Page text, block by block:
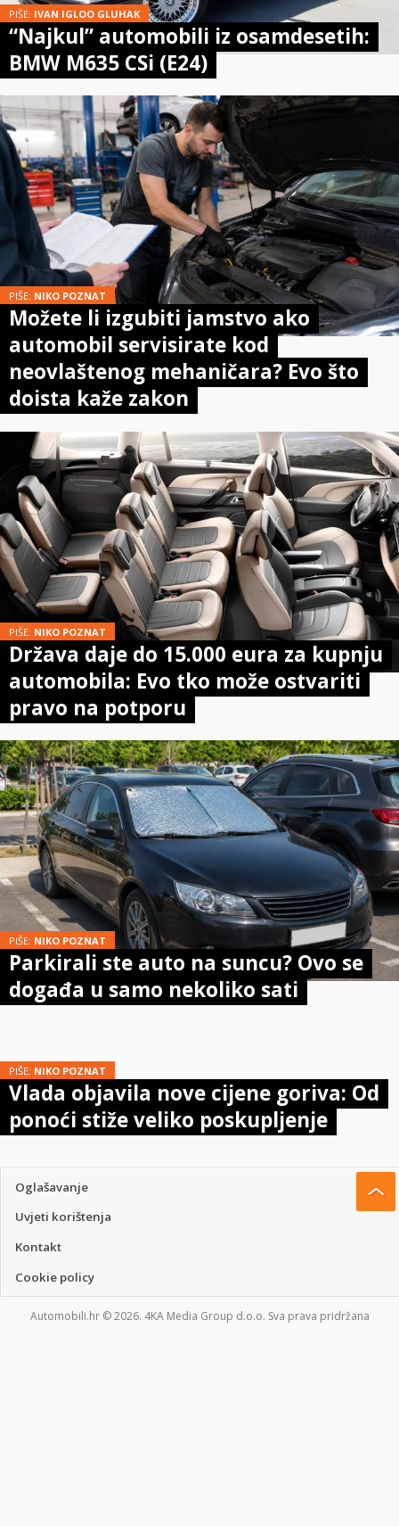
PIŠE: IVAN IGLOO GLUHAK
“Najkul” automobili iz osamdesetih:
BMW M635 CSi (E24)
PIŠE: NIKO POZNAT
Možete li izgubiti jamstvo ako
automobil servisirate kod
neovlaštenog mehaničara? Evo što
doista kaže zakon
PIŠE: NIKO POZNAT
Država daje do 15.000 eura za kupnju
automobila: Evo tko može ostvariti
pravo na potporu
PIŠE: NIKO POZNAT
Parkirali ste auto na suncu? Ovo se
događa u samo nekoliko sati
PIŠE: NIKO POZNAT
Vlada objavila nove cijene goriva: Od
ponoći stiže veliko poskupljenje
Oglašavanje
Uvjeti korištenja
Kontakt
Cookie policy
Automobili.hr © 2026. 4KA Media Group d.o.o. Sva prava pridržana